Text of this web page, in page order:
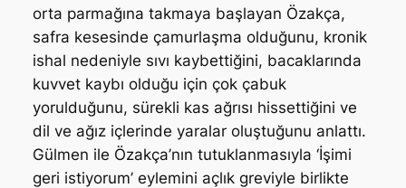
orta parmağına takmaya başlayan Özakça,
safra kesesinde çamurlaşma olduğunu, kronik
ishal nedeniyle sıvı kaybettiğini, bacaklarında
kuvvet kaybı olduğu için çok çabuk
yorulduğunu, sürekli kas ağrısı hissettiğini ve
dil ve ağız içlerinde yaralar oluştuğunu anlattı.
Gülmen ile Özakça’nın tutuklanmasıyla ‘İşimi
geri istiyorum’ eylemini açlık greviyle birlikte